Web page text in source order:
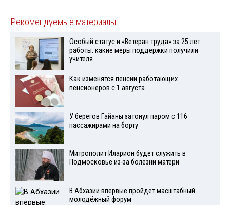
Рекомендуемые материалы
Особый статус и «Ветеран труда» за 25 лет
работы: какие меры поддержки получили
учителя
Как изменятся пенсии работающих
пенсионеров с 1 августа
У берегов Гайаны затонул паром с 116
пассажирами на борту
Митрополит Иларион будет служить в
Подмосковье из-за болезни матери
В Абхазии впервые пройдёт масштабный
молодёжный форум